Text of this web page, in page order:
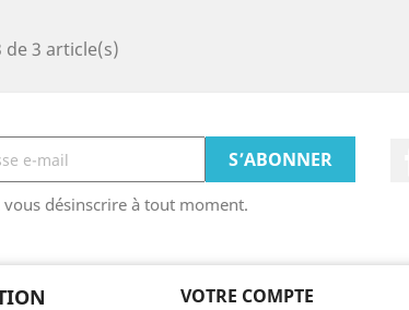
de 3 article(s)
vous désinscrire à tout moment.
VOTRE COMPTE